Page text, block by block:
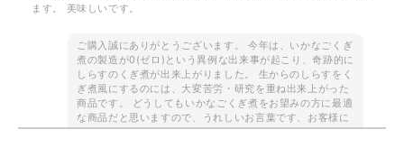
ます。 美味しいです。
ご購入誠にありがとうございます。 今年は、いかなごくぎ
煮の製造が0(ゼロ)という異例な出来事が起こり、奇跡的に
しらすのくぎ煮が出来上がりました。 生からのしらすをく
ぎ煮風にするのには、大変苦労・研究を重ね出来上がった
商品です。 どうしてもいかなごくぎ煮をお望みの方に最適
な商品だと思いますので、うれしいお言葉です、お客様に
喜んでいただくのが一番のやりがいとなりますので、これ